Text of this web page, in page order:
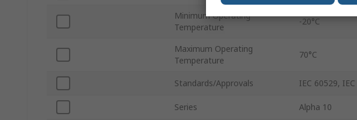
Minimum Operating
Temperature
-20°C
Maximum Operating
Temperature
70°C
Standards/Approvals IEC 60529,
Series Alpha 10